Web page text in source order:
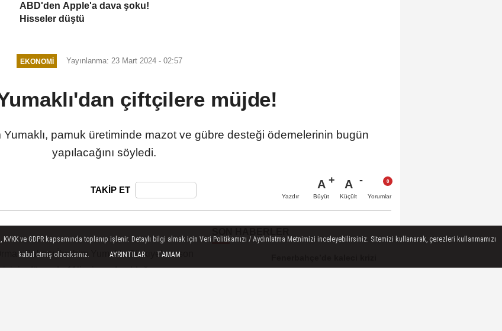
ABD'den Apple'a dava şoku!
Hisseler düştü
EKONOMI Yayınlanma: 23 Mart 2024 - 02:57
çiftçilere müjde!
Yumaklı, pamuk üretiminde mazot ve gübre desteği ödemelerinin bugün
yapılacağını söyledi.
TAKİP ET
Yazdır
A
Büyüt
A
Küçült Yorumlar
büyüyor: Ederson yok, Tarık
ve GDPR kapsamında toplanıp işlenir. Detaylı bilgi almak için Veri Politikamızı / Aydınlatma Metnimizi inceleyebilirsiniz. Sitemizi kullanarak, çerezleri kullanmamızı
kabul etmiş olacaksınız.
AYRINTILAR TAMAM